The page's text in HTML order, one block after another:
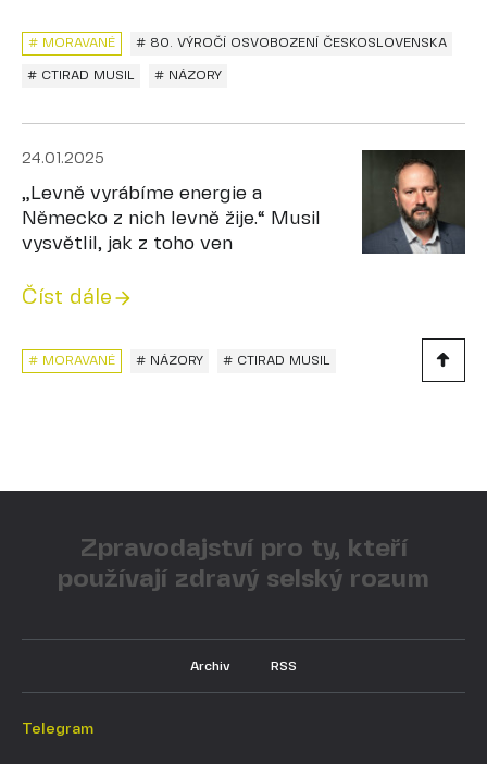
# 80. VÝROČÍ OSVOBOZENÍ ČESKOSLOVENSKA
# MORAVANÉ
# CTIRAD MUSIL # NÁZORY
24.01.2025
„Levně vyrábíme energie a
Německo z nich levně žije.“ Musil
vysvětlil, jak z toho ven
Číst dále
# NÁZORY # CTIRAD MUSIL
# MORAVANÉ
Zpravodajství pro ty, kteří
používají zdravý selský rozum
Archiv RSS
Telegram